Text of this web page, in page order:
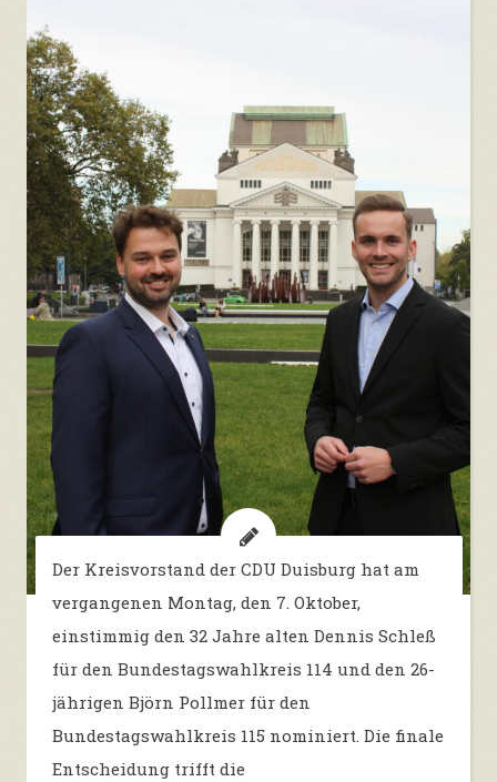
Der Kreisvorstand der CDU Duisburg hat am
vergangenen Montag, den 7. Oktober,
einstimmig den 32 Jahre alten Dennis Schleß
für den Bundestagswahlkreis 114 und den 26-
jährigen Björn Pollmer für den
Bundestagswahlkreis 115 nominiert. Die finale
Entscheidung trifft die